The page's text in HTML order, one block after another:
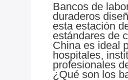
Bancos de
duraderos
esta estación
estándares de
China es ideal
hospitales,
profesionales
¿Qué son los